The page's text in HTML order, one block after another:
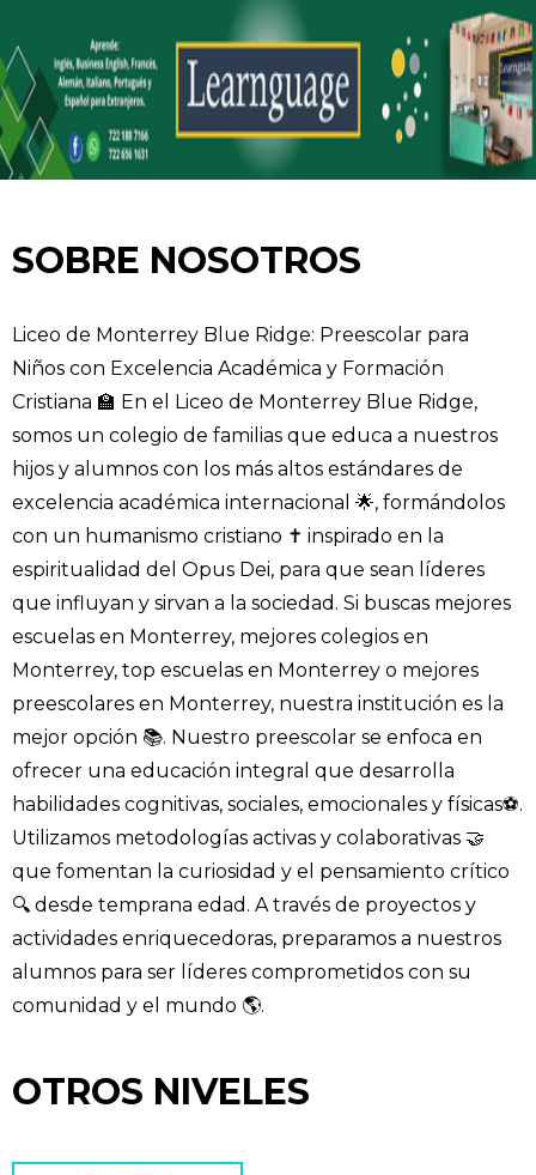
SOBRE NOSOTROS
Liceo de Monterrey Blue Ridge: Preescolar para
Niños con Excelencia Académica y Formación
Cristiana 🏫 En el Liceo de Monterrey Blue Ridge,
somos un colegio de familias que educa a nuestros
hijos y alumnos con los más altos estándares de
excelencia académica internacional 🌟, formándolos
con un humanismo cristiano ✝️ inspirado en la
espiritualidad del Opus Dei, para que sean líderes
que influyan y sirvan a la sociedad. Si buscas mejores
escuelas en Monterrey, mejores colegios en
Monterrey, top escuelas en Monterrey o mejores
preescolares en Monterrey, nuestra institución es la
mejor opción 📚. Nuestro preescolar se enfoca en
ofrecer una educación integral que desarrolla
habilidades cognitivas, sociales, emocionales y físicas⚽.
Utilizamos metodologías activas y colaborativas 🤝
que fomentan la curiosidad y el pensamiento crítico
🔍 desde temprana edad. A través de proyectos y
actividades enriquecedoras, preparamos a nuestros
alumnos para ser líderes comprometidos con su
comunidad y el mundo 🌎.
OTROS NIVELES